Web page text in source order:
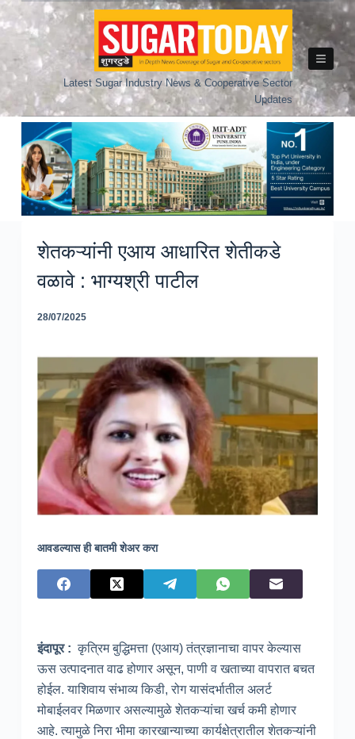
Skip
to
Latest Sugar Industry News & Cooperative Sector
Updates
शेतकऱ्यांनी एआय आधारित शेतीकडे
वळावे : भाग्यश्री पाटील
28/07/2025
आवडल्यास ही बातमी शेअर करा
इंदापूर : कृत्रिम बुद्धिमत्ता (एआय) तंत्रज्ञानाचा वापर केल्यास
ऊस उत्पादनात वाढ होणार असून, पाणी व खताच्या वापरात बचत
होईल. याशिवाय संभाव्य किडी, रोग यासंदर्भातील अलर्ट
मोबाईलवर मिळणार असल्यामुळे शेतकऱ्यांचा खर्च कमी होणार
आहे. त्यामुळे निरा भीमा कारखान्याच्या कार्यक्षेत्रातील शेतकऱ्यांनी